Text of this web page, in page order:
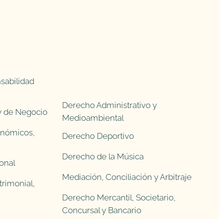
de Negocio
Derecho Administrativo y
Medioambiental
Derecho Deportivo
Derecho de la Música
Mediación, Conciliación y Arbitraje
Derecho Mercantil, Societario,
Concursal y Bancario